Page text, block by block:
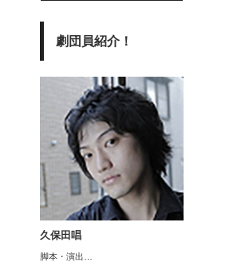
劇団員紹介！
久保田唱
脚本・演出…